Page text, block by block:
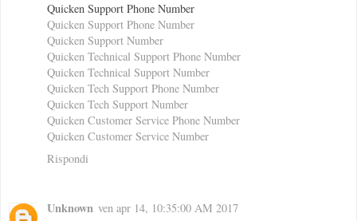
Quicken Support Phone Number
Quicken Support Phone Number
Quicken Support Number
Quicken Technical Support Phone Number
Quicken Technical Support Number
Quicken Tech Support Phone Number
Quicken Tech Support Number
Quicken Customer Service Phone Number
Quicken Customer Service Number
Rispondi
Unknown ven apr 14, 10:35:00 AM 2017